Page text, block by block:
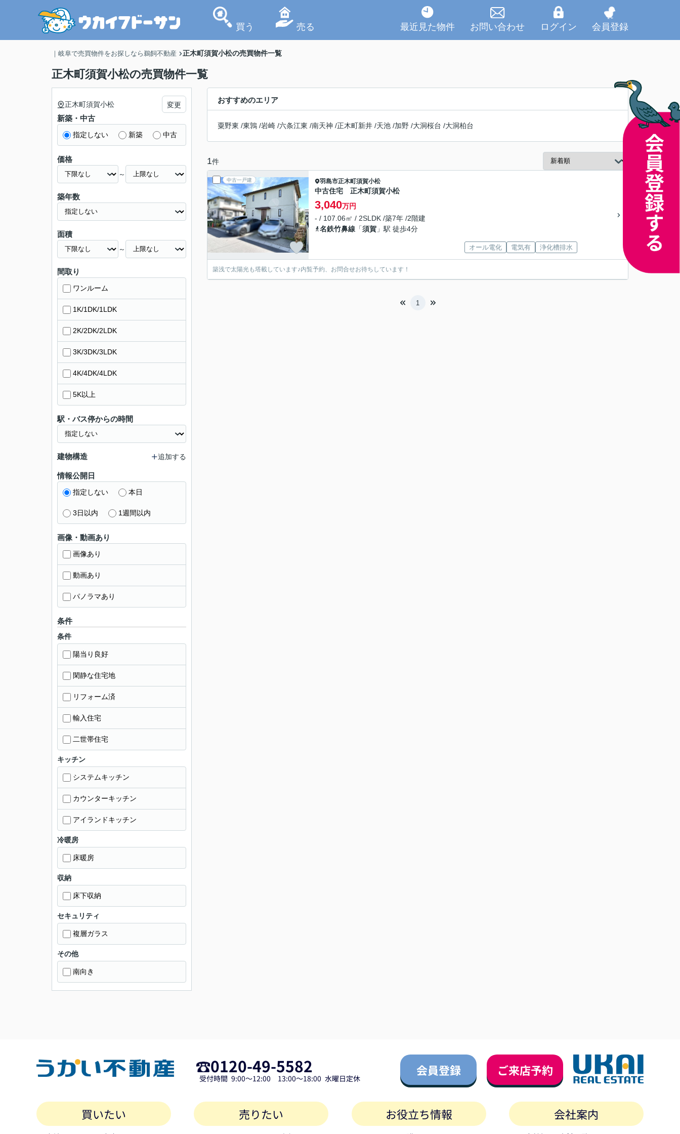
買う 売る 最近見た物件 お問い合わせ ログイン 会員登録
｜岐阜で売買物件をお探しなら鵜飼不動産 正木町須賀小松の売買物件一覧
正木町須賀小松の売買物件一覧
おすすめのエリア
粟野東 /東鶉 /岩崎 /六条江東 /南天神 /正木町新井 /天池 /加野 /大洞桜台 /大洞柏台
1件
中古一戸建 羽島市正木町須賀小松
中古住宅 正木町須賀小松
3,040万円
- / 107.06㎡ / 2SLDK /築7年 /2階建
名鉄竹鼻線 「須賀 」駅 徒歩4分
オール電化 電気有 浄化槽排水
築浅で太陽光も塔載しています♪内覧予約、お問合せお待ちしています！
1
正木町須賀小松 変更
新築・中古
指定しない 新築 中古
価格
～
築年数
面積
～
間取り
ワンルーム
1K/1DK/1LDK
2K/2DK/2LDK
3K/3DK/3LDK
4K/4DK/4LDK
5K以上
駅・バス停からの時間
建物構造 追加する
情報公開日
指定しない 本日
3日以内 1週間以内
画像・動画あり
画像あり
動画あり
パノラマあり
条件
条件
陽当り良好
閑静な住宅地
リフォーム済
輸入住宅
二世帯住宅
キッチン
システムキッチン
カウンターキッチン
アイランドキッチン
冷暖房
床暖房
収納
床下収納
セキュリティ
複層ガラス
その他
南向き
0120-49-5582
受付時間 9:00～12:00 13:00～18:00 水曜日定休
会員登録 ご来店予約
買いたい 売りたい お役立ち情報 会社案内